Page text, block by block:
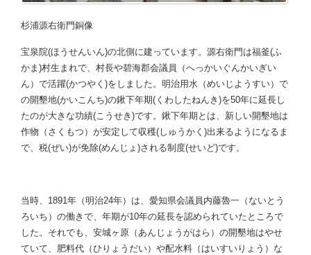
杉浦源右衛門銅像
宝泉院(ほうせんいん)の北側に建っています。源右衛門は福釜(ふ
かま)村生まれで、村長や碧海郡会議員（へっかいぐんかいぎい
ん）で活躍(かつやく)をしました。明治用水（めいじようすい）で
の開墾地(かいこんち)の鍬下年期(くわしたねんき)を50年に延長し
たのが大きな功績(こうせき)です。鍬下年期とは、新しい開墾地は
作物（さくもつ）が安定して収穫(しゅうかく)出来るようになるま
で、税(ぜい)が免除(めんじょ)される制度(せいど)です。
当時、1891年（明治24年）は、愛知県会議員内藤魯一（ないとう
ろいち）の働きで、年期が10年の延長を認められていたところで
した。それでも、安城ヶ原（あんじょうがはら）の開墾地はやせ
ていて、肥料代（ひりょうだい）や配水料（はいすいりょう）な